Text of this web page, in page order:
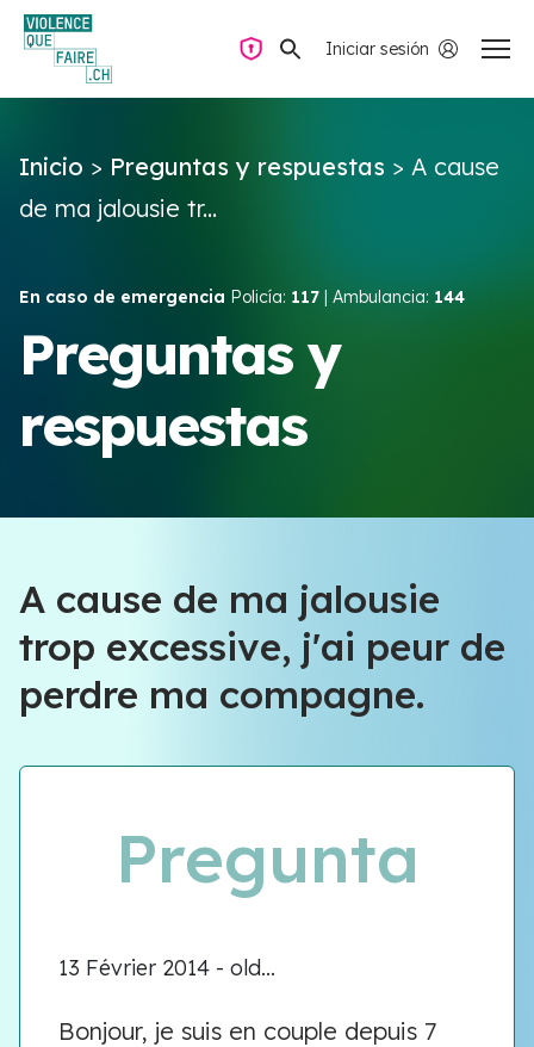
Iniciar sesión
Preguntas y respuestas
Violencia de pareja
Recursos y campañas
Navegación privada
Inicio > Preguntas y respuestas > A cause
de ma jalousie tr...
En caso de emergencia Policía: 117 | Ambulancia: 144
Preguntas y
respuestas
A cause de ma jalousie
trop excessive, j'ai peur de
perdre ma compagne.
Pregunta
13 Février 2014 - old...
Bonjour, je suis en couple depuis 7